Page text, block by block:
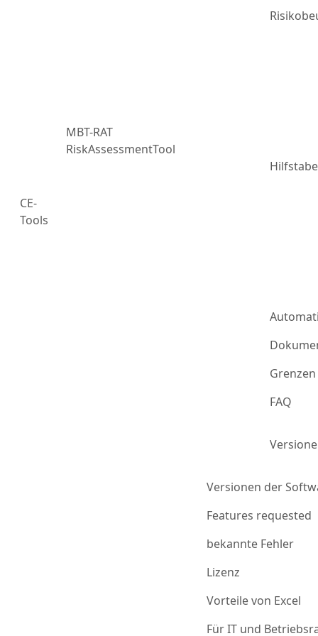
CE-
Tools
MBT-RAT
RiskAssessmentTool
FAQ
Versionen der
Features requested
bekannte Fehler
Lizenz
Vorteile von Excel
Für IT und